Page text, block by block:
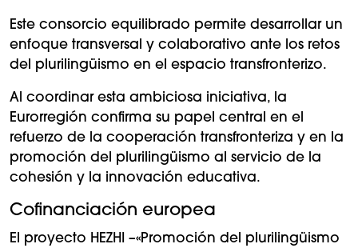
Este consorcio equilibrado permite desarrollar un
enfoque transversal y colaborativo ante los retos
del plurilingüismo en el espacio transfronterizo.
Al coordinar esta ambiciosa iniciativa, la
Eurorregión confirma su papel central en el
refuerzo de la cooperación transfronteriza y en la
promoción del plurilingüismo al servicio de la
cohesión y la innovación educativa.
Cofinanciación europea
El proyecto HEZHI –«Promoción del plurilingüismo